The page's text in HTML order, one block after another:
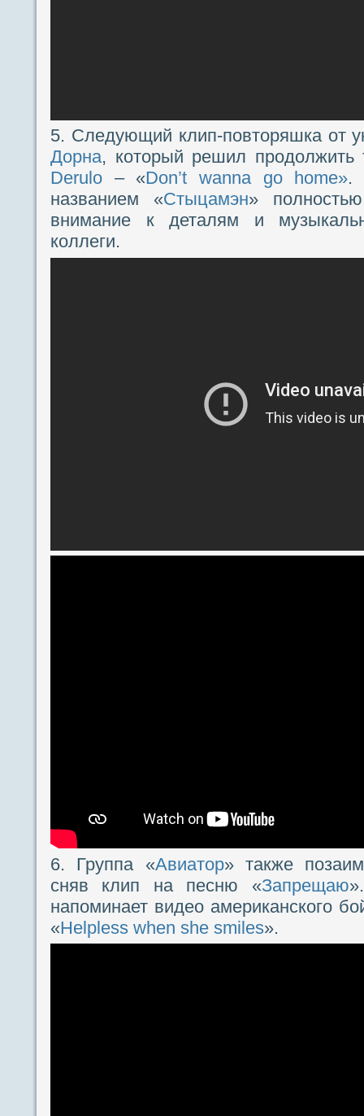
5. Следующий клип-повторяшка от
Дорна, который решил продолжить
Derulo – «Don’t wanna go home».
названием «Стыцамэн»
внимание к деталям и
коллеги.
6. Группа «Авиатор» также
сняв клип на песню «Запрещаю
напоминает видео американского
«Helpless when she smiles».